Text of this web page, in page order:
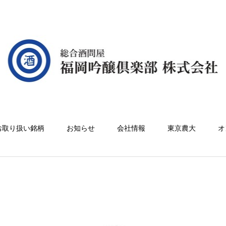
取り扱い銘柄 お知らせ 会社情報 東京農大